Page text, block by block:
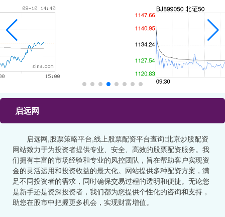
启远网
启远网,股票策略平台,线上股票配资平台查询:北京炒股配资
网站致力于为投资者提供专业、安全、高效的股票配资服务。我
们拥有丰富的市场经验和专业的风控团队，旨在帮助客户实现资
金的灵活运用和投资收益的最大化。网站提供多种配资方案，满
足不同投资者的需求，同时确保交易过程的透明和便捷。无论您
是新手还是资深投资者，我们都为您提供个性化的咨询和支持，
助您在股市中把握更多机会，实现财富增值。